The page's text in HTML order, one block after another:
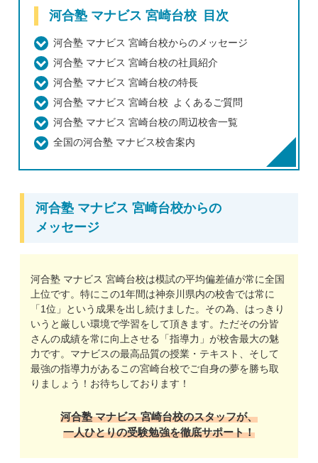
河合塾 マナビス 宮崎台校 目次
河合塾 マナビス 宮崎台校からのメッセージ
河合塾 マナビス 宮崎台校の社員紹介
河合塾 マナビス 宮崎台校の特長
河合塾 マナビス 宮崎台校 よくあるご質問
河合塾 マナビス 宮崎台校の周辺校舎一覧
全国の河合塾 マナビス校舎案内
河合塾 マナビス 宮崎台校からの
メッセージ
河合塾 マナビス 宮崎台校は模試の平均偏差値が常に全国
上位です。特にこの1年間は神奈川県内の校舎では常に
「1位」という成果を出し続けました。その為、はっきり
いうと厳しい環境で学習をして頂きます。ただその分皆
さんの成績を常に向上させる「指導力」が校舎最大の魅
力です。マナビスの最高品質の授業・テキスト、そして
最強の指導力があるこの宮崎台校でご自身の夢を勝ち取
りましょう！お待ちしております！
河合塾 マナビス 宮崎台校のスタッフが、
一人ひとりの受験勉強を徹底サポート！